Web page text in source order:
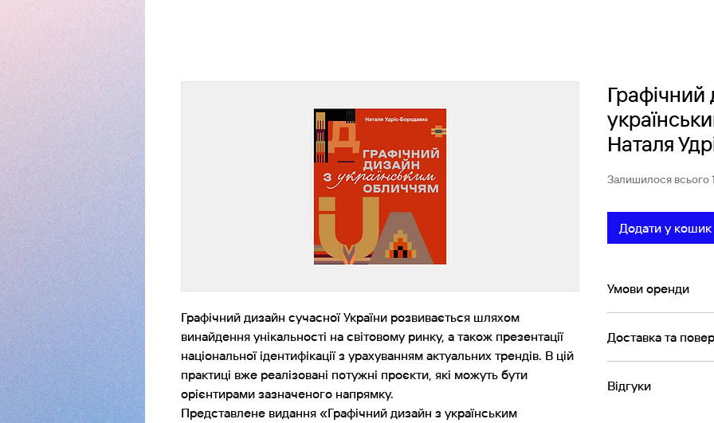
Графічний дизайн сучасної України розвивається шляхом
винайдення унікальності на світовому ринку, а також презентації
національної ідентифікації з урахуванням актуальних трендів. В цій
практиці вже реалізовані потужні проєкти, які можуть бути
орієнтирами зазначеного напрямку.
Представлене видання «Графічний дизайн з українським
Графічний
Наталя
Залишилося всього 1
Додати у кошик
Умови оренди
Відлік трьох
За 3 дні до кінця
Доставка та
по всій території
Відгуки